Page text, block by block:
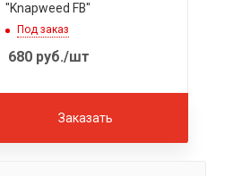
"Knapweed FB"
Под заказ
680руб./шт
Заказать